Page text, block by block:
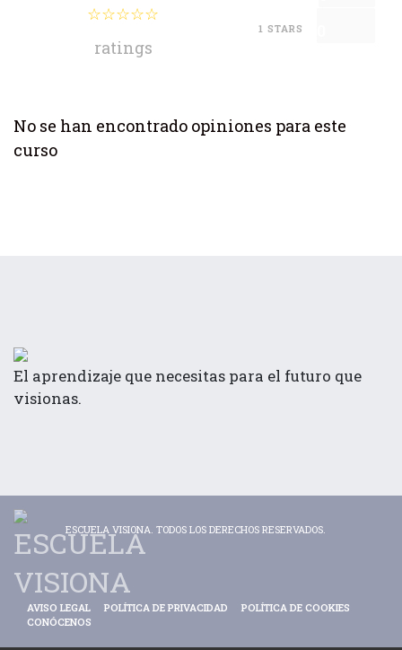
ratings
1 STARS
No se han encontrado opiniones para este
curso
El aprendizaje que necesitas para el futuro que
visionas.
ESCUELA VISIONA. TODOS LOS DERECHOS RESERVADOS.
AVISO LEGAL POLÍTICA DE PRIVACIDAD
POLÍTICA DE COOKIES
CONÓCENOS